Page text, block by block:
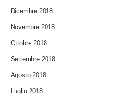
Dicembre 2018
Novembre 2018
Ottobre 2018
Settembre 2018
Agosto 2018
Luglio 2018